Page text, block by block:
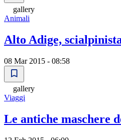
gallery
Animali
Alto Adige,
08 Mar 2015 - 08:58
gallery
Viaggi
Le antiche maschere